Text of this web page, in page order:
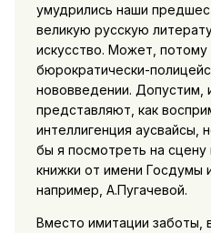
умудрились наши
великую русскую
искусство. Может,
бюрократически-
нововведении. Допустим,
представляют, как
интеллигенция аусвайсы,
бы я посмотреть на сцену
книжки от имени Госдумы
например, А.Пугачевой.
Вместо имитации заботы,